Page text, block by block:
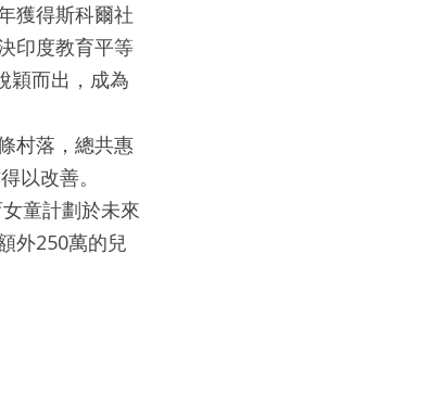
獲得斯科爾社
印度教育平等
穎而出，成為
村落，總共惠
以改善。
童計劃於未來
外250萬的兒